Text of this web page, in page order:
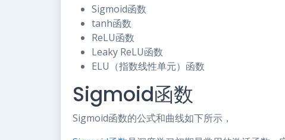
Sigmoid函数
tanh函数
ReLU函数
Leaky ReLU函数
ELU（指数线性单元）函数
Sigmoid函数
Sigmoid函数的公式和曲线如下所示，